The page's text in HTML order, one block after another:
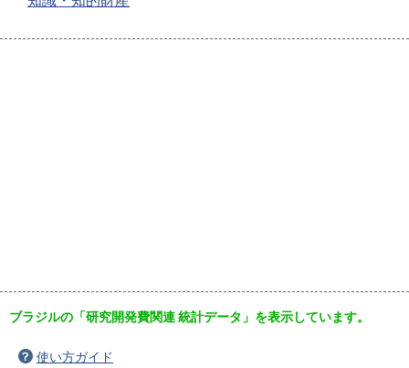
ブラジルの「研究開発費関連 統計データ」を表示しています。
使い方ガイド